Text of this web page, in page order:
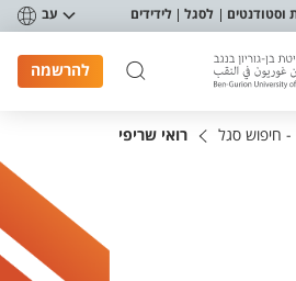
וסטודנטים לסגל לידידים עב
להרשמה
חיפוש סגל רואי שריפי